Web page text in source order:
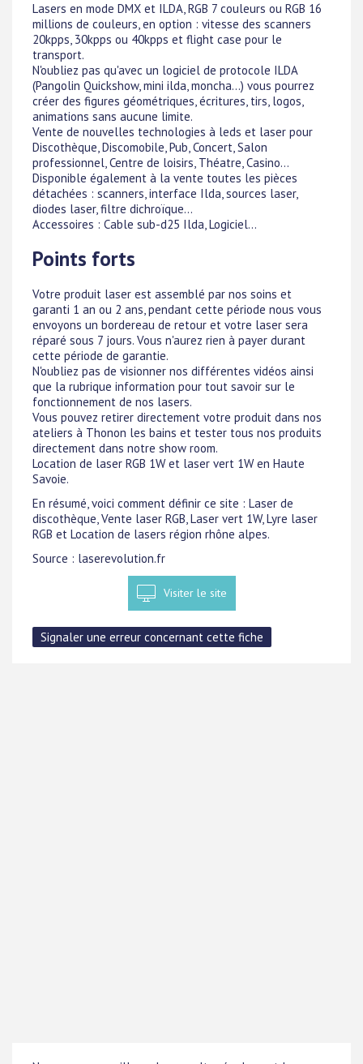
Lasers en mode DMX et ILDA, RGB 7 couleurs ou RGB 16
millions de couleurs, en option : vitesse des scanners
20kpps, 30kpps ou 40kpps et flight case pour le
transport.
N'oubliez pas qu'avec un logiciel de protocole ILDA
(Pangolin Quickshow, mini ilda, moncha...) vous pourrez
créer des figures géométriques, écritures, tirs, logos,
animations sans aucune limite.
Vente de nouvelles technologies à leds et laser pour
Discothèque, Discomobile, Pub, Concert, Salon
professionnel, Centre de loisirs, Théatre, Casino...
Disponible également à la vente toutes les pièces
détachées : scanners, interface Ilda, sources laser,
diodes laser, filtre dichroïque...
Accessoires : Cable sub-d25 Ilda, Logiciel...
Points forts
Votre produit laser est assemblé par nos soins et
garanti 1 an ou 2 ans, pendant cette période nous vous
envoyons un bordereau de retour et votre laser sera
réparé sous 7 jours. Vous n'aurez rien à payer durant
cette période de garantie.
N'oubliez pas de visionner nos différentes vidéos ainsi
que la rubrique information pour tout savoir sur le
fonctionnement de nos lasers.
Vous pouvez retirer directement votre produit dans nos
ateliers à Thonon les bains et tester tous nos produits
directement dans notre show room.
Location de laser RGB 1W et laser vert 1W en Haute
Savoie.
En résumé, voici comment définir ce site : Laser de
discothèque, Vente laser RGB, Laser vert 1W, Lyre laser
RGB et Location de lasers région rhône alpes.
Source : laserevolution.fr
Visiter le site